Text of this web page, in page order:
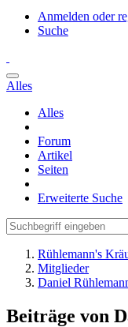
Anmelden oder
Suche
Alles
Alles
Forum
Artikel
Seiten
Erweiterte Suche
Rühlemann's
Mitglieder
Daniel
Beiträge von